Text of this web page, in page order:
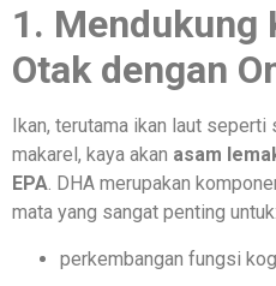
1. Mendukung
Otak dengan
Ikan, terutama ikan laut seperti
makarel, kaya akan asam
EPA. DHA merupakan
mata yang sangat penting untuk:
perkembangan fungsi